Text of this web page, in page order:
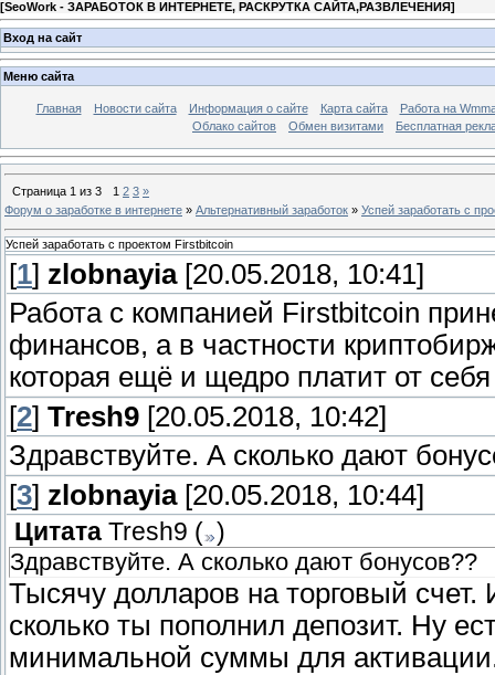
[SeoWork - ЗАРАБОТОК В ИНТЕРНЕТЕ, РАСКРУТКА САЙТА,РАЗВЛЕЧЕНИЯ]
Вход на сайт
Меню сайта
Главная Новости сайта Информация о сайте Карта сайта
Работа на
Облако сайтов
Обмен визитами Бесплатная
Страница 1 из 3 1 2 3 »
Форум о заработке в интернете » Альтернативный заработок » Успей заработать с
Успей заработать с проектом Firstbitcoin
[1] zlobnayia[20.05.2018, 10:41]
Работа с компанией Firstbitcoin
финансов, а в частности
которая ещё и щедро платит от
[2] Tresh9 [20.05.2018, 10:42]
Здравствуйте. А сколько дают
[3] zlobnayia[20.05.2018, 10:44]
Цитата Tresh9 ( )
Здравствуйте. А сколько дают бонусов??
Тысячу долларов на торговый счет.
сколько ты пополнил депозит. Ну
минимальной суммы для